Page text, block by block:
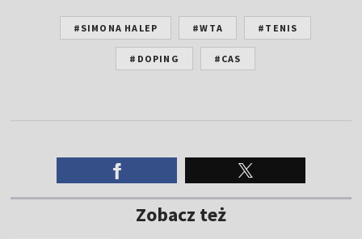
#SIMONA HALEP #WTA #TENIS
#DOPING #CAS
Zobacz też